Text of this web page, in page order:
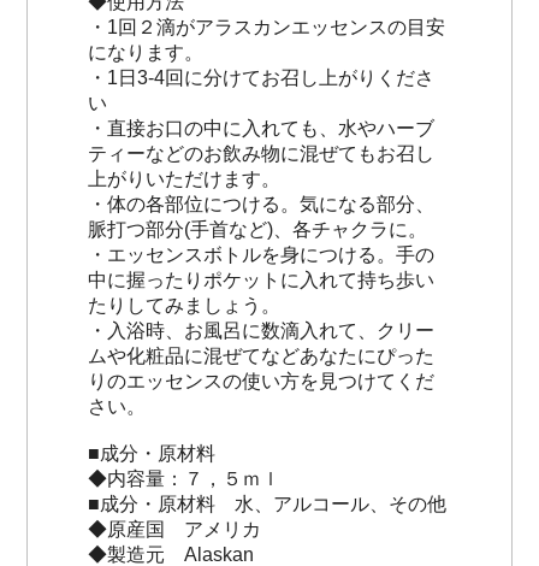
・1回２滴がアラスカンエッセンスの目安
になります。
・1日3-4回に分けてお召し上がりくださ
い
・直接お口の中に入れても、水やハーブ
ティーなどのお飲み物に混ぜてもお召し
上がりいただけます。
・体の各部位につける。気になる部分、
脈打つ部分(手首など)、各チャクラに。
・エッセンスボトルを身につける。手の
中に握ったりポケットに入れて持ち歩い
たりしてみましょう。
・入浴時、お風呂に数滴入れて、クリー
ムや化粧品に混ぜてなどあなたにぴった
りのエッセンスの使い方を見つけてくだ
さい。
■成分・原材料
◆内容量：７，５ｍｌ
■成分・原材料 水、アルコール、その他
◆原産国 アメリカ
◆製造元 Alaskan